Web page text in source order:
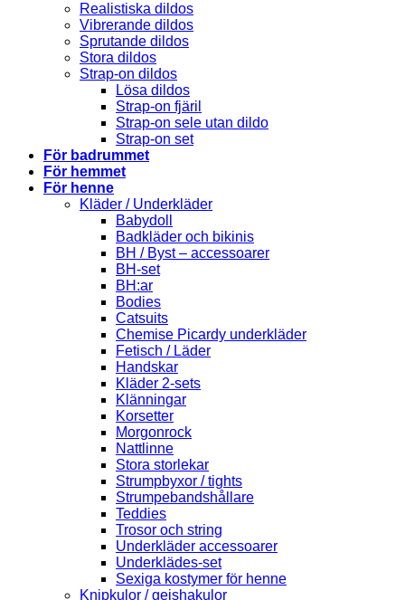
Realistiska dildos
Vibrerande dildos
Sprutande dildos
Stora dildos
Strap-on dildos
Lösa dildos
Strap-on fjäril
Strap-on sele utan dildo
Strap-on set
För badrummet
För hemmet
För henne
Kläder / Underkläder
Babydoll
Badkläder och bikinis
BH / Byst – accessoarer
BH-set
BH:ar
Bodies
Catsuits
Chemise Picardy underkläder
Fetisch / Läder
Handskar
Kläder 2-sets
Klänningar
Korsetter
Morgonrock
Nattlinne
Stora storlekar
Strumpbyxor / tights
Strumpebandshållare
Teddies
Trosor och string
Underkläder accessoarer
Underklädes-set
Sexiga kostymer för henne
Knipkulor / geishakulor